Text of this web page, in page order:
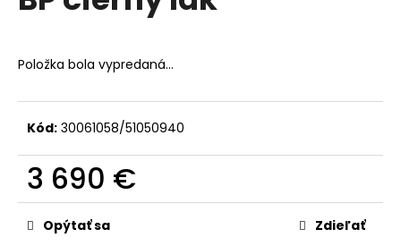
Položka bola vypredaná…
Kód: 30061058/51050940
3 690 €
Jednotková
cena:Opýtať sa Zdieľať
O
d
o